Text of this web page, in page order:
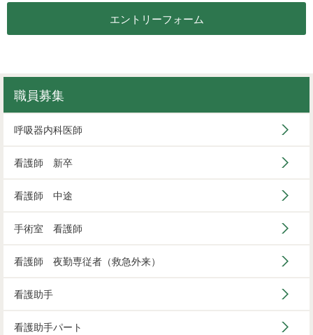
エントリーフォーム
職員募集
呼吸器内科医師
看護師 新卒
看護師 中途
手術室 看護師
看護師 夜勤専従者（救急外来）
看護助手
看護助手パート